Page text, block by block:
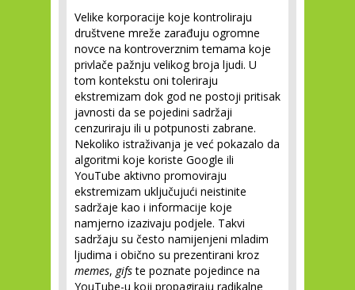
Velike korporacije koje kontroliraju
društvene mreže zarađuju ogromne
novce na kontroverznim temama koje
privlače pažnju velikog broja ljudi. U
tom kontekstu oni toleriraju
ekstremizam dok god ne postoji pritisak
javnosti da se pojedini sadržaji
cenzuriraju ili u potpunosti zabrane.
Nekoliko istraživanja je već pokazalo da
algoritmi koje koriste Google ili
YouTube aktivno promoviraju
ekstremizam uključujući neistinite
sadržaje kao i informacije koje
namjerno izazivaju podjele. Takvi
sadržaju su često namijenjeni mladim
ljudima i obično su prezentirani kroz
memes, gifste poznate pojedince na
YouTube-u koji propagiraju radikalne